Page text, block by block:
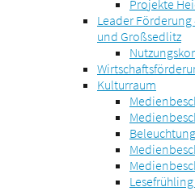
Projekte
Leader
und Großsedlitz
Kulturraum